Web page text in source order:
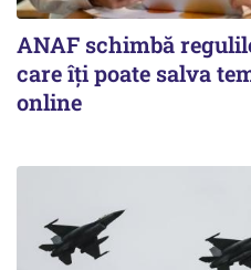
ANAF schimbă
care îți poate salva
online